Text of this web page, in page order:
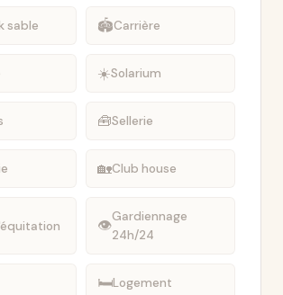
sable 🏟️Carrière
☀️Solarium
🧰Sellerie
🏡Club house
👁Gardiennage
24h/24
🛏Logement